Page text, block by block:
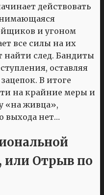
действовать
и угоном
все силы на их
найти след. Бандиты
оставляя
В итоге
на крайние меры и
«на живца»,
выхода нет…
или Отрыв по